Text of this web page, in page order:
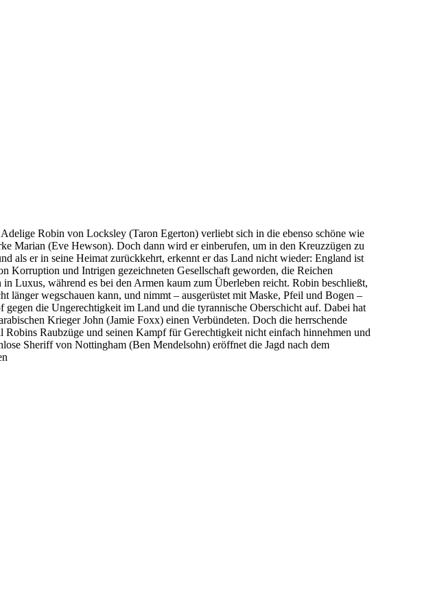
Robin von Locksley (Taron Egerton) verliebt sich in die ebenso schöne wie
Marian (Eve Hewson). Doch dann wird er einberufen, um in den Kreuzzügen zu
als er in seine Heimat zurückkehrt, erkennt er das Land nicht wieder: England ist
Korruption und Intrigen gezeichneten Gesellschaft geworden, die Reichen
in Luxus, während es bei den Armen kaum zum Überleben reicht. Robin beschließt,
länger wegschauen kann, und nimmt – ausgerüstet mit Maske, Pfeil und Bogen –
gegen die Ungerechtigkeit im Land und die tyrannische Oberschicht auf. Dabei hat
Krieger John (Jamie Foxx) einen Verbündeten. Doch die herrschende
Robins Raubzüge und seinen Kampf für Gerechtigkeit nicht einfach hinnehmen und
Sheriff von Nottingham (Ben Mendelsohn) eröffnet die Jagd nach dem